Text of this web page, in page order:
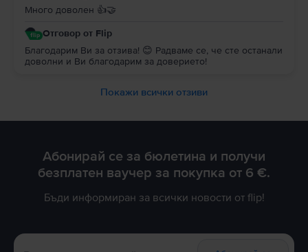
Много доволен 👍🤝
Отговор от Flip
Благодарим Ви за отзива! 😊 Радваме се, че сте останали
доволни и Ви благодарим за доверието!
Покажи всички отзиви
Абонирай се за бюлетина и получи
безплатен ваучер за покупка от 6 €.
Бъди информиран за всички новости от flip!